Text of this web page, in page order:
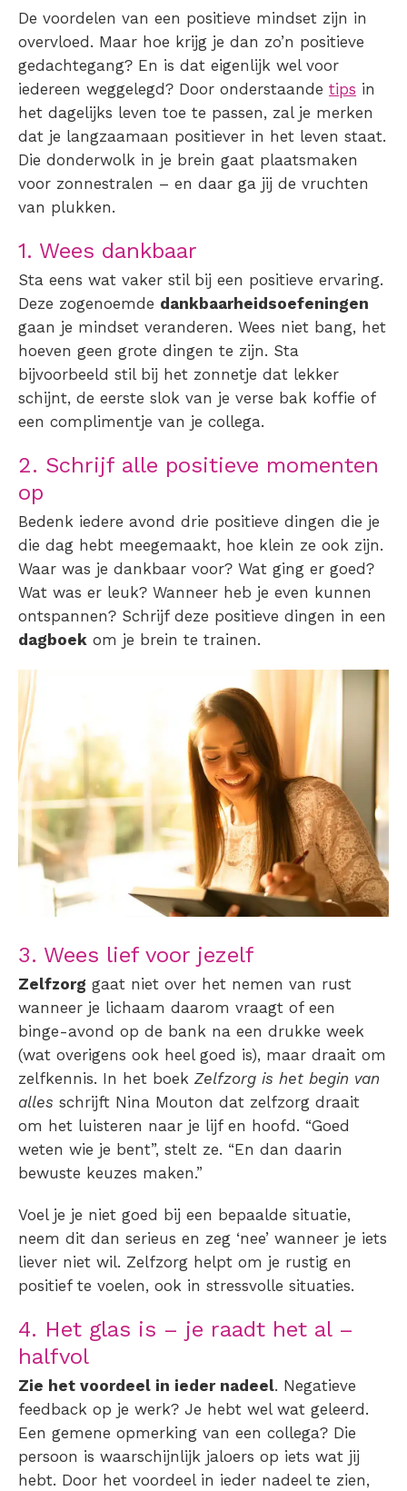
De voordelen van een positieve mindset zijn in
overvloed. Maar hoe krijg je dan zo’n positieve
gedachtegang? En is dat eigenlijk wel voor
iedereen weggelegd? Door onderstaande tips in
het dagelijks leven toe te passen, zal je merken
dat je langzaamaan positiever in het leven staat.
Die donderwolk in je brein gaat plaatsmaken
voor zonnestralen – en daar ga jij de vruchten
van plukken.
1. Wees dankbaar
Sta eens wat vaker stil bij een positieve ervaring.
Deze zogenoemde dankbaarheidsoefeningen
gaan je mindset veranderen. Wees niet bang, het
hoeven geen grote dingen te zijn. Sta
bijvoorbeeld stil bij het zonnetje dat lekker
schijnt, de eerste slok van je verse bak koffie of
een complimentje van je collega.
2. Schrijf alle positieve momenten
op
Bedenk iedere avond drie positieve dingen die je
die dag hebt meegemaakt, hoe klein ze ook zijn.
Waar was je dankbaar voor? Wat ging er goed?
Wat was er leuk? Wanneer heb je even kunnen
ontspannen? Schrijf deze positieve dingen in een
dagboek om je brein te trainen.
3. Wees lief voor jezelf
Zelfzorg gaat niet over het nemen van rust
wanneer je lichaam daarom vraagt of een
binge-avond op de bank na een drukke week
(wat overigens ook heel goed is), maar draait om
zelfkennis. In het boek Zelfzorg is het begin van
alles schrijft Nina Mouton dat zelfzorg draait
om het luisteren naar je lijf en hoofd. “Goed
weten wie je bent”, stelt ze. “En dan daarin
bewuste keuzes maken.”
Voel je je niet goed bij een bepaalde situatie,
neem dit dan serieus en zeg ‘nee’ wanneer je iets
liever niet wil. Zelfzorg helpt om je rustig en
positief te voelen, ook in stressvolle situaties.
4. Het glas is – je raadt het al –
halfvol
Zie het voordeel in ieder nadeel. Negatieve
feedback op je werk? Je hebt wel wat geleerd.
Een gemene opmerking van een collega? Die
persoon is waarschijnlijk jaloers op iets wat jij
hebt. Door het voordeel in ieder nadeel te zien,